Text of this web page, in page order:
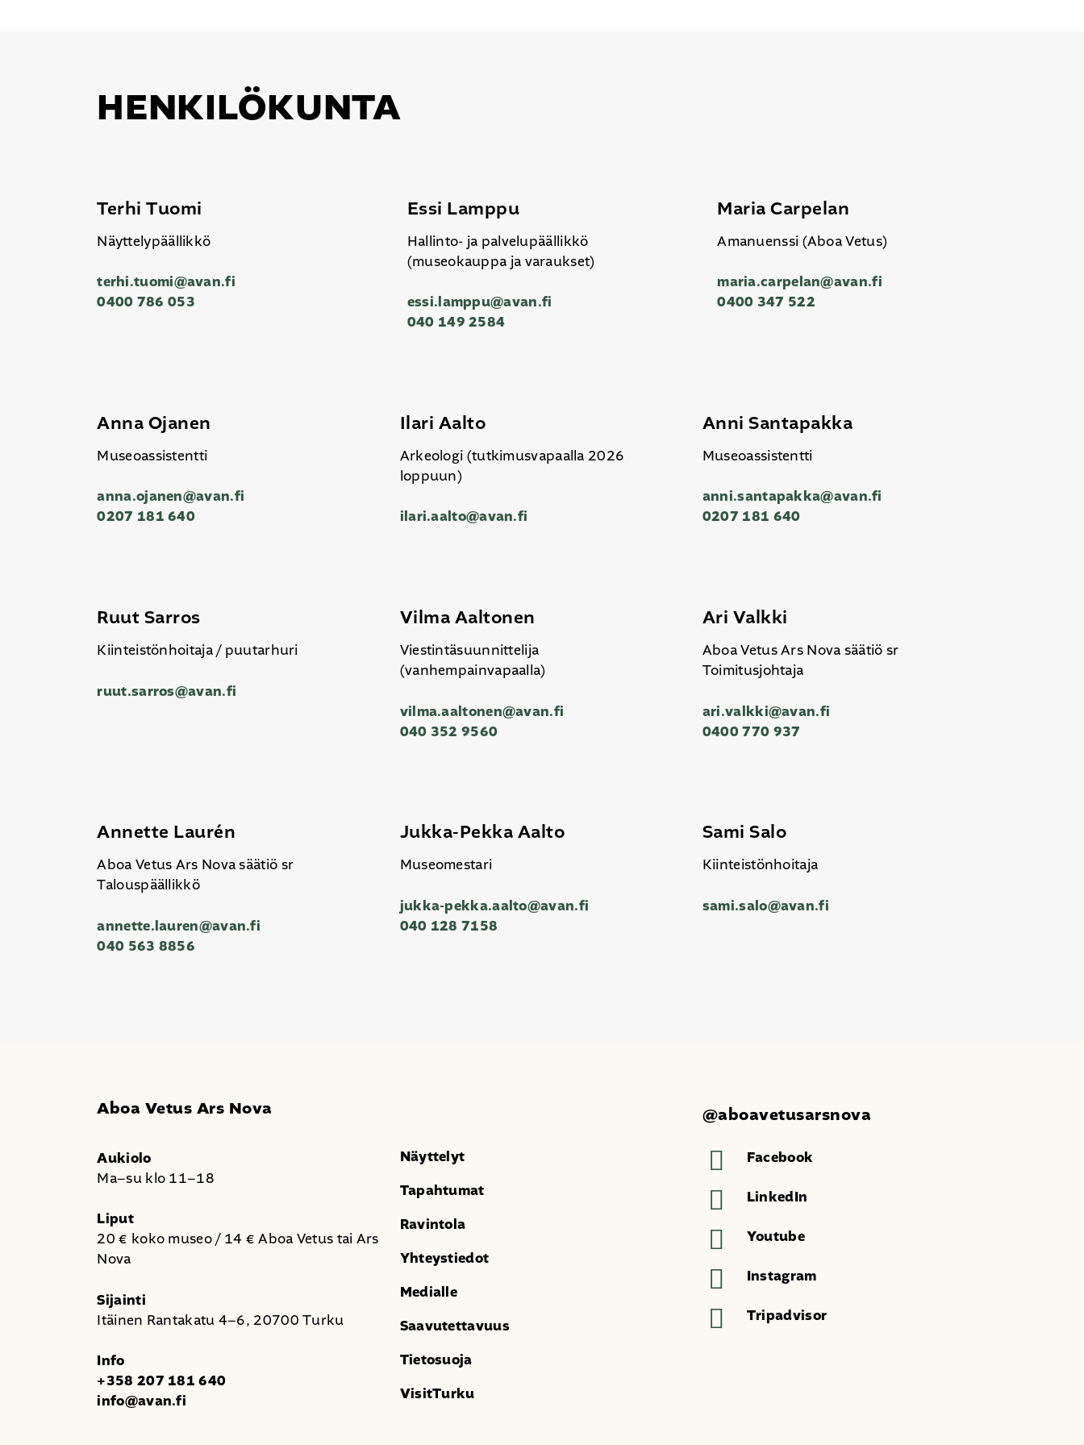
HENKILÖKUNTA
Terhi Tuomi
Näyttelypäällikkö
terhi.tuomi@avan.fi
0400 786 053
Essi Lamppu
Hallinto- ja palvelupäällikkö
(museokauppa ja varaukset)
essi.lamppu@avan.fi
040 149 2584
Maria Carpelan
Amanuenssi (Aboa Vetus)
maria.carpelan@avan.fi
0400 347 522
Anna Ojanen
Museoassistentti
anna.ojanen@avan.fi
0207 181 640
Ilari Aalto
Arkeologi (tutkimusvapaalla 2026
loppuun)
ilari.aalto@avan.fi
Anni Santapakka
Museoassistentti
anni.santapakka@avan.fi
0207 181 640
Ruut Sarros
Kiinteistönhoitaja / puutarhuri
ruut.sarros@avan.fi
Vilma Aaltonen
Viestintäsuunnittelija
(vanhempainvapaalla)
vilma.aaltonen@avan.fi
040 352 9560
Ari Valkki
Aboa Vetus Ars Nova säätiö sr
Toimitusjohtaja
ari.valkki@avan.fi
0400 770 937
Annette Laurén
Aboa Vetus Ars Nova säätiö sr
Talouspäällikkö
annette.lauren@avan.fi
040 563 8856
Jukka-Pekka Aalto
Museomestari
jukka-pekka.aalto@avan.fi
040 128 7158
Sami Salo
Kiinteistönhoitaja
sami.salo@avan.fi
Aboa Vetus Ars Nova
Aukiolo
Ma–su klo 11–18
Liput
20 € koko museo / 14 € Aboa Vetus tai Ars
Nova
Sijainti
Itäinen Rantakatu 4–6, 20700 Turku
Info
+358 207 181 640
info@avan.fi
Näyttelyt
Tapahtumat
Ravintola
Yhteystiedot
Medialle
Saavutettavuus
Tietosuoja
VisitTurku
@aboavetusarsnova
Facebook
LinkedIn
Youtube
Instagram
Tripadvisor